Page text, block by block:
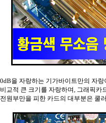
0dB을 자랑하는 기가바이트만의 자랑
비교적 큰 크기를 자랑하며, 그래픽카
전원부만을 피한 카드의 대부분은 쿨